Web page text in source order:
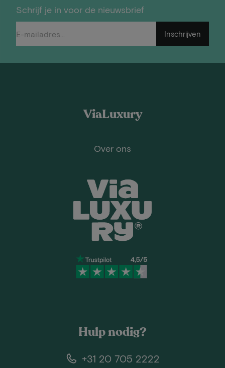
Schrijf je in voor de nieuwsbrief
Inschrijven
ViaLuxury
Over ons
Hulp nodig?
+31 20 705 2222